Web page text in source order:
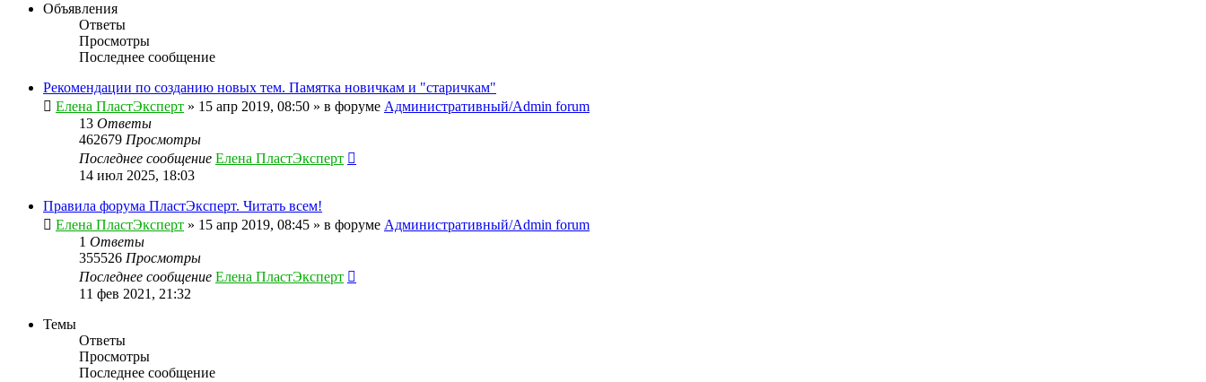
Объявления
Ответы
Просмотры
Последнее сообщение
Рекомендации по созданию новых тем. Памятка новичкам и "старичкам"
Елена ПластЭксперт » 15 апр 2019, 08:50 » в форуме Административный/Admin forum
13 Ответы
462679 Просмотры
Последнее сообщение Елена ПластЭксперт
14 июл 2025, 18:03
Правила форума ПластЭксперт. Читать всем!
Елена ПластЭксперт » 15 апр 2019, 08:45 » в форуме Административный/Admin forum
1 Ответы
355526 Просмотры
Последнее сообщение Елена ПластЭксперт
11 фев 2021, 21:32
Темы
Ответы
Просмотры
Последнее сообщение